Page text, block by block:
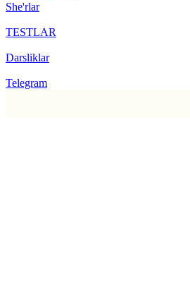
She'rlar
TESTLAR
Darsliklar
Telegram